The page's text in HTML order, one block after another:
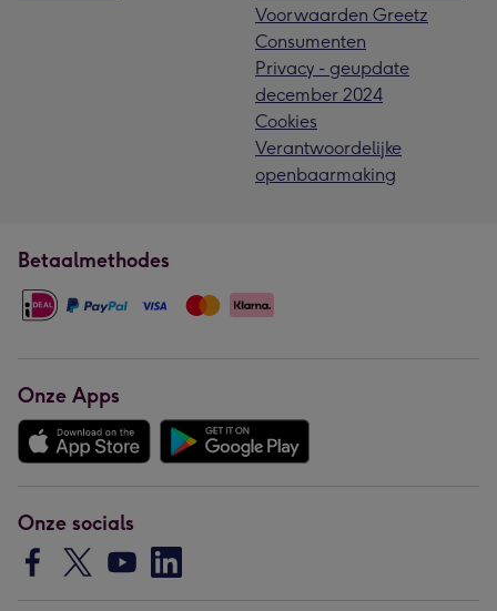
Voorwaarden Greetz
Consumenten
Privacy - geupdate
december 2024
Cookies
Verantwoordelijke
openbaarmaking
Betaalmethodes
Onze Apps
Onze socials